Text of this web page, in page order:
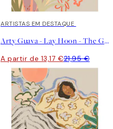
40%*
ARTISTAS EM DESTAQUE
Arty Guava - Lay Hoon - The Garden Poster
A partir de 13,17 €21,95 €